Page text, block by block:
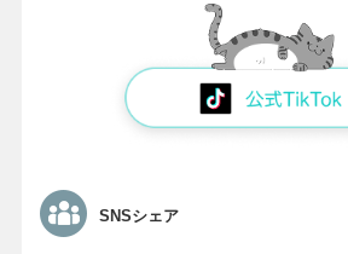
SNSシェア